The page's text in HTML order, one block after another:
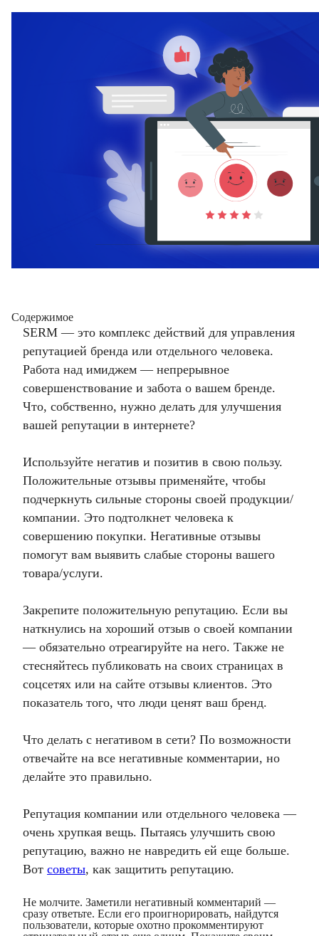
Содержимое
SERM — это комплекс действий для управления
репутацией бренда или отдельного человека.
Работа над имиджем — непрерывное
совершенствование и забота о вашем бренде.
Что, собственно, нужно делать для улучшения
вашей репутации в интернете?
Используйте негатив и позитив в свою пользу.
Положительные отзывы применяйте, чтобы
подчеркнуть сильные стороны своей продукции/
компании. Это подтолкнет человека к
совершению покупки. Негативные отзывы
помогут вам выявить слабые стороны вашего
товара/услуги.
Закрепите положительную репутацию. Если вы
наткнулись на хороший отзыв о своей компании
— обязательно отреагируйте на него. Также не
стесняйтесь публиковать на своих страницах в
соцсетях или на сайте отзывы клиентов. Это
показатель того, что люди ценят ваш бренд.
Что делать с негативом в сети? По возможности
отвечайте на все негативные комментарии, но
делайте это правильно.
Репутация компании или отдельного человека —
очень хрупкая вещь. Пытаясь улучшить свою
репутацию, важно не навредить ей еще больше.
Вот советы, как защитить репутацию.
Не молчите. Заметили негативный комментарий —
сразу ответьте. Если его проигнорировать, найдутся
пользователи, которые охотно прокомментируют